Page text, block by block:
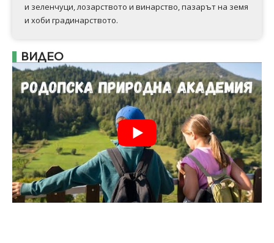
и зеленчуци, лозарството и винарство, пазарът на земя
и хоби градинарството.
ВИДЕО